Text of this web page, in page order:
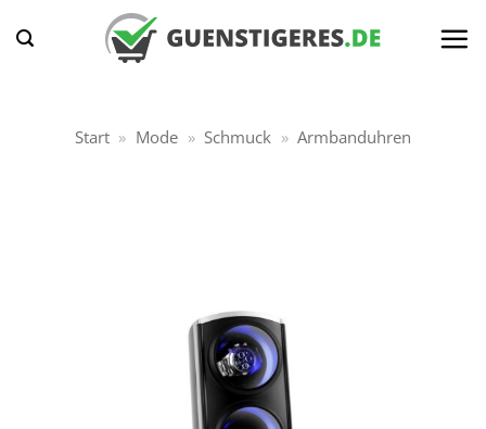
Inhalt
Start » Mode » Schmuck » Armbanduhren